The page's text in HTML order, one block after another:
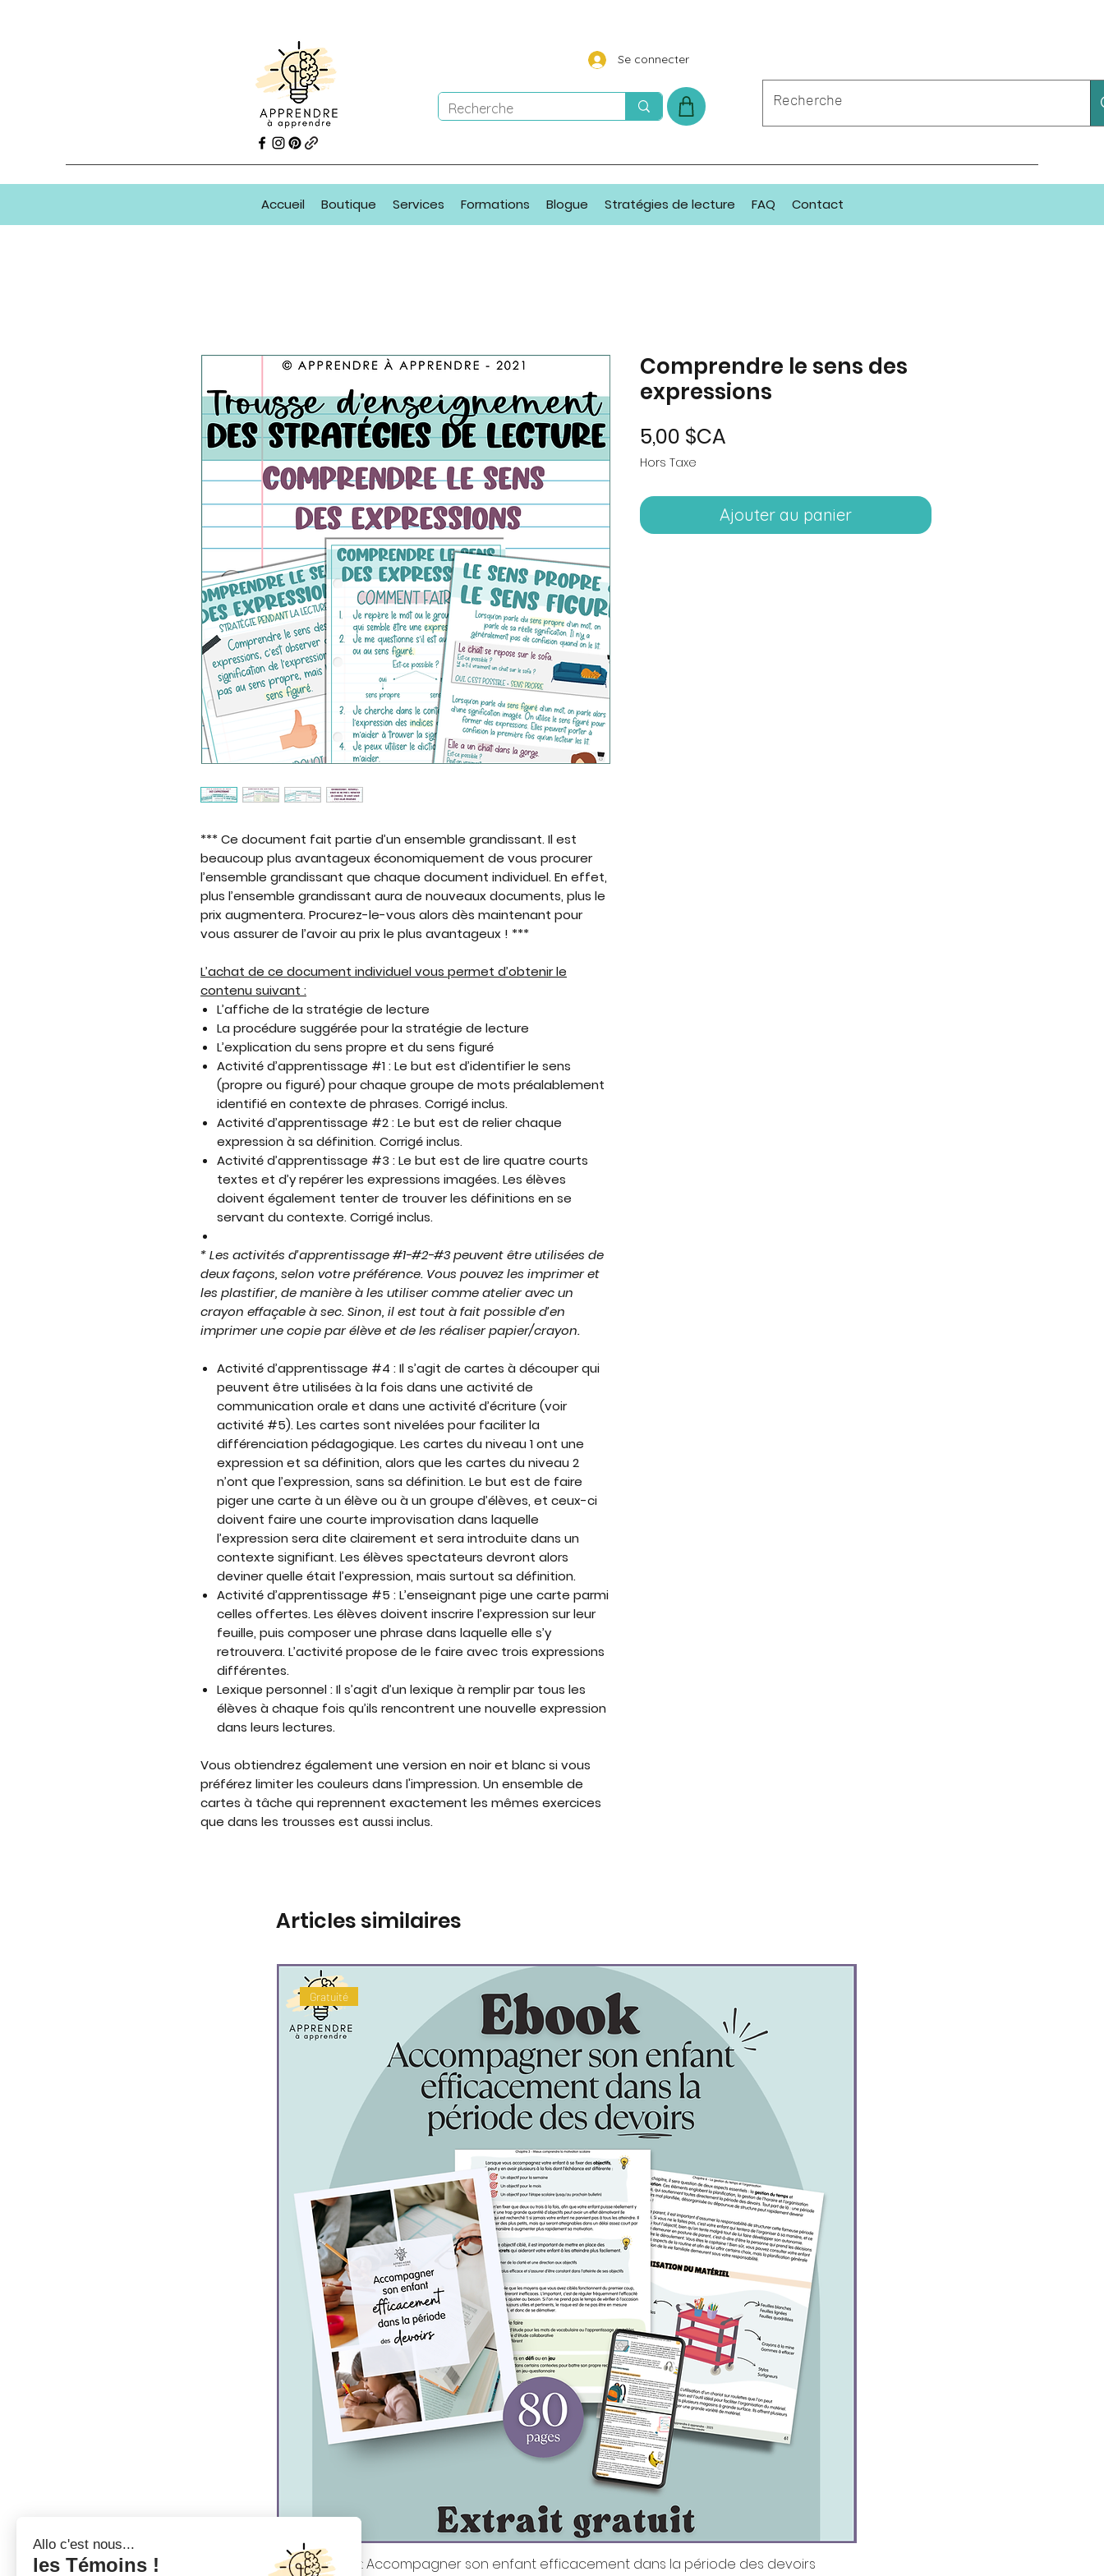
Se connecter
Accueil Boutique Services Formations Blogue Stratégies de lecture FAQ Contact
*** Ce document fait partie d’un ensemble grandissant. Il est
beaucoup plus avantageux économiquement de vous procurer
l’ensemble grandissant que chaque document individuel. En effet,
plus l’ensemble grandissant aura de nouveaux documents, plus le
prix augmentera. Procurez-le-vous alors dès maintenant pour
vous assurer de l’avoir au prix le plus avantageux ! ***
L’achat de ce document individuel vous permet d’obtenir le
contenu suivant :
L’affiche de la stratégie de lecture
La procédure suggérée pour la stratégie de lecture
L’explication du sens propre et du sens figuré
Activité d’apprentissage #1 : Le but est d’identifier le sens
(propre ou figuré) pour chaque groupe de mots préalablement
identifié en contexte de phrases. Corrigé inclus.
Activité d’apprentissage #2 : Le but est de relier chaque
expression à sa définition. Corrigé inclus.
Activité d’apprentissage #3 : Le but est de lire quatre courts
textes et d’y repérer les expressions imagées. Les élèves
doivent également tenter de trouver les définitions en se
servant du contexte. Corrigé inclus.
* Les activités d’apprentissage #1-#2-#3 peuvent être utilisées de
deux façons, selon votre préférence. Vous pouvez les imprimer et
les plastifier, de manière à les utiliser comme atelier avec un
crayon effaçable à sec. Sinon, il est tout à fait possible d’en
imprimer une copie par élève et de les réaliser papier/crayon.
Activité d’apprentissage #4 : Il s’agit de cartes à découper qui
peuvent être utilisées à la fois dans une activité de
communication orale et dans une activité d’écriture (voir
activité #5). Les cartes sont nivelées pour faciliter la
différenciation pédagogique. Les cartes du niveau 1 ont une
expression et sa définition, alors que les cartes du niveau 2
n’ont que l’expression, sans sa définition. Le but est de faire
piger une carte à un élève ou à un groupe d’élèves, et ceux-ci
doivent faire une courte improvisation dans laquelle
l’expression sera dite clairement et sera introduite dans un
contexte signifiant. Les élèves spectateurs devront alors
deviner quelle était l’expression, mais surtout sa définition.
Activité d’apprentissage #5 : L’enseignant pige une carte parmi
celles offertes. Les élèves doivent inscrire l’expression sur leur
feuille, puis composer une phrase dans laquelle elle s’y
retrouvera. L’activité propose de le faire avec trois expressions
différentes.
Lexique personnel : Il s’agit d’un lexique à remplir par tous les
élèves à chaque fois qu’ils rencontrent une nouvelle expression
dans leurs lectures.
Vous obtiendrez également une version en noir et blanc si vous
préférez limiter les couleurs dans l'impression. Un ensemble de
cartes à tâche qui reprennent exactement les mêmes exercices
que dans les trousses est aussi inclus.
Comprendre le sens des
expressions
5,00 $CA
Hors Taxe
Ajouter au panier
Articles similaires
Aperçu rapide
Gratuité
Extrait gratuit: Accompagner son enfant efficacement dans la période des devoirs